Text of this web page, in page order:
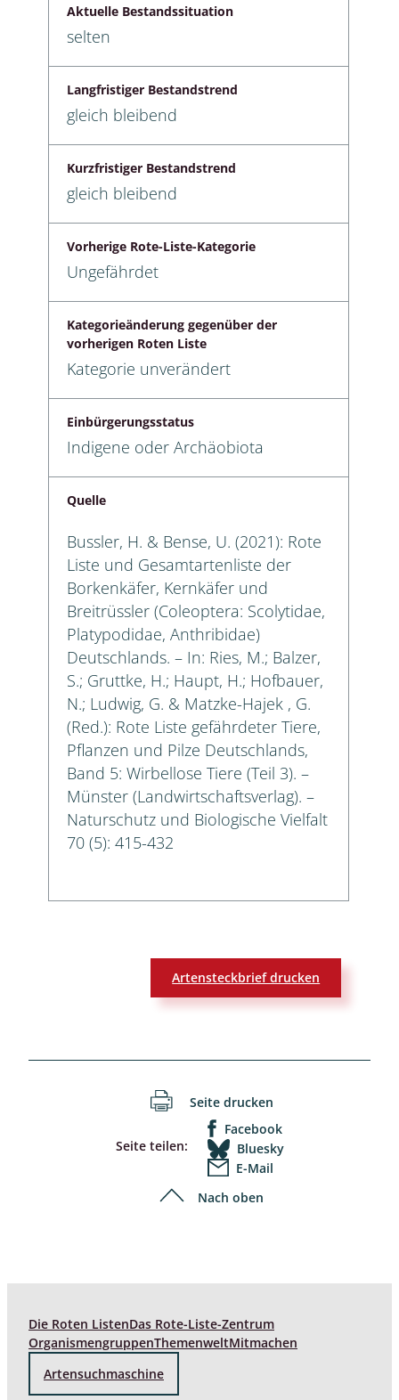
Aktuelle Bestandssituation
selten
Langfristiger Bestandstrend
gleich bleibend
Kurzfristiger Bestandstrend
gleich bleibend
Vorherige Rote-Liste-Kategorie
Ungefährdet
Kategorieänderung gegenüber der
vorherigen Roten Liste
Kategorie unverändert
Einbürgerungsstatus
Indigene oder Archäobiota
Quelle
Bussler, H. & Bense, U. (2021): Rote
Liste und Gesamtartenliste der
Borkenkäfer, Kernkäfer und
Breitrüssler (Coleoptera: Scolytidae,
Platypodidae, Anthribidae)
Deutschlands. – In: Ries, M.; Balzer,
S.; Gruttke, H.; Haupt, H.; Hofbauer,
N.; Ludwig, G. & Matzke-Hajek , G.
(Red.): Rote Liste gefährdeter Tiere,
Pflanzen und Pilze Deutschlands,
Band 5: Wirbellose Tiere (Teil 3). –
Münster (Landwirtschaftsverlag). –
Naturschutz und Biologische Vielfalt
70 (5): 415-432
Artensteckbrief drucken
Seite drucken
Seite teilen:
Facebook
Bluesky
E-Mail
Nach oben
Die Roten ListenDas Rote-Liste-Zentrum
OrganismengruppenThemenweltMitmachen
Artensuchmaschine